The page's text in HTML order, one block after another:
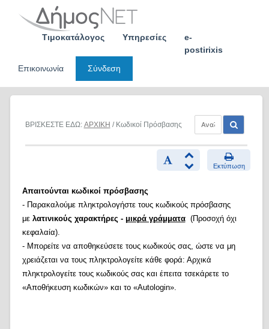
Τιμοκατάλογος Υπηρεσίες
e-
postirixis
Επικοινωνία
Σύνδεση
ΒΡΙΣΚΕΣΤΕ ΕΔΩ: ΑΡΧΙΚΗ / Κωδικοί Πρόσβασης
Εκτύπωση
Απαιτούνται κωδικοί πρόσβασης
- Παρακαλούμε πληκτρολογήστε τους κωδικούς πρόσβασης
με λατινικούς χαρακτήρες - μικρά γράμματα(Προσοχή όχι
κεφαλαία).
- Μπορείτε να αποθηκεύσετε τους κωδικούς σας, ώστε να μη
χρειάζεται να τους πληκτρολογείτε κάθε φορά: Αρχικά
πληκτρολογείτε τους κωδικούς σας και έπειτα τσεκάρετε το
«Αποθήκευση κωδικών» και το «Autologin».